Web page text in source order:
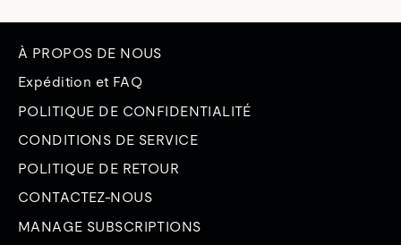
À PROPOS DE NOUS
Expédition et FAQ
POLITIQUE DE CONFIDENTIALITÉ
CONDITIONS DE SERVICE
POLITIQUE DE RETOUR
CONTACTEZ-NOUS
MANAGE SUBSCRIPTIONS